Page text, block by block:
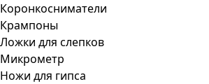
Коронкосниматели
Крампоны
Ложки для слепков
Микрометр
Ножи для гипса